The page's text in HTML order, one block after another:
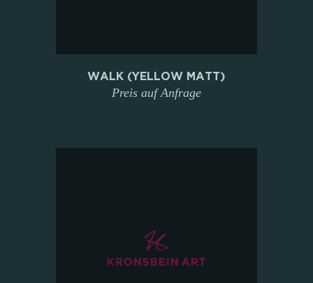
WALK (YELLOW MATT)
Preis auf Anfrage